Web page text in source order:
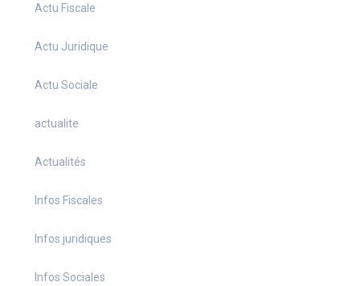
Actu Fiscale
Actu Juridique
Actu Sociale
actualite
Actualités
Infos Fiscales
Infos juridiques
Infos Sociales